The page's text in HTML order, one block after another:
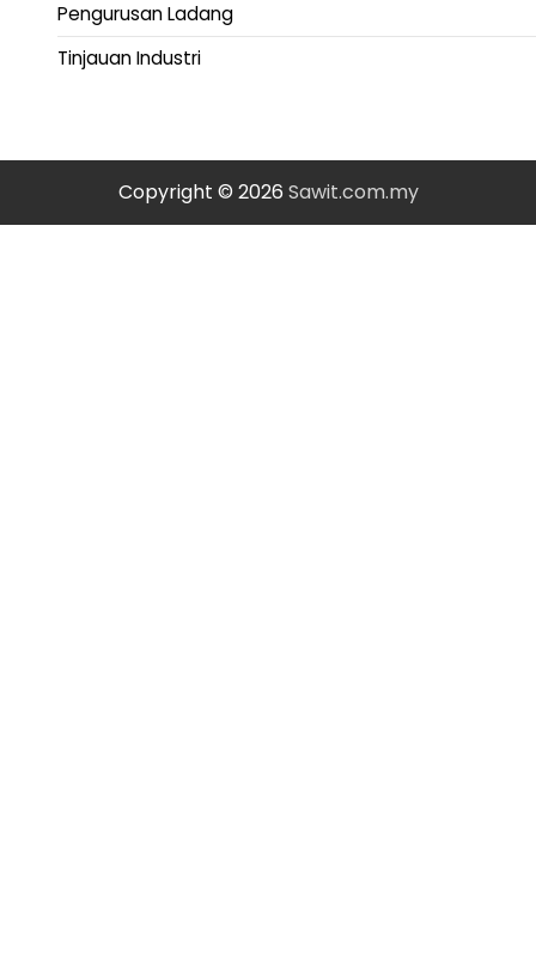
Pengurusan Ladang
Tinjauan Industri
Copyright © 2026 Sawit.com.my